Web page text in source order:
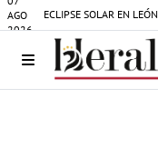
AGO
2026
ECLIPSE SOLAR EN LEÓN